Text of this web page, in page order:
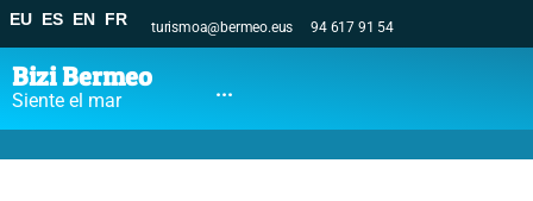
EU ES EN FR turismoa@bermeo.eus 94 617 91 54
Bizi Bermeo
Siente el mar ...